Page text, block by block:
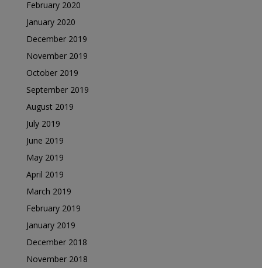
February 2020
January 2020
December 2019
November 2019
October 2019
September 2019
August 2019
July 2019
June 2019
May 2019
April 2019
March 2019
February 2019
January 2019
December 2018
November 2018